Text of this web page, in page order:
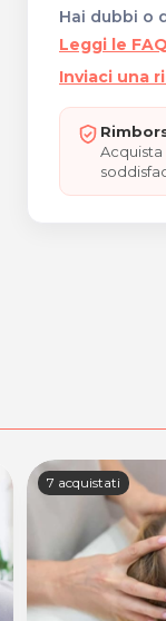
taglia
Hai dubbi o
Leggi le FAQ
Inviaci una
7 acquistati